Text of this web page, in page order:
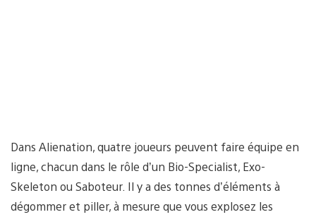
Dans Alienation, quatre joueurs peuvent faire équipe en
ligne, chacun dans le rôle d’un Bio-Specialist, Exo-
Skeleton ou Saboteur. Il y a des tonnes d’éléments à
dégommer et piller, à mesure que vous explosez les